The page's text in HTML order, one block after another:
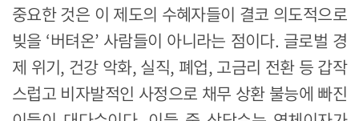
중요한 것은 이 제도의 수혜자들이 결코 의도적으로
빚을 ‘버텨온’ 사람들이 아니라는 점이다. 글로벌 경
제 위기, 건강 악화, 실직, 폐업, 고금리 전환 등 갑작
스럽고 비자발적인 사정으로 채무 상환 불능에 빠진